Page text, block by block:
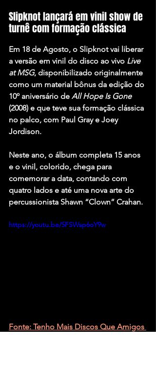
Slipknot lançará em vinil show de
turnê com formação clássica
Em 18 de Agosto, o Slipknot vai liberar
a versão em vinil do disco ao vivo Live
at MSG, disponibilizado originalmente
como um material bônus da edição do
10º aniversário de All Hope Is Gone
(2008) e que teve sua formação clássica
no palco, com Paul Gray e Joey
Jordison.
Neste ano, o álbum completa 15 anos
e o vinil, colorido, chega para
comemorar a data, contando com
quatro lados e até uma nova arte do
percussionista Shawn “Clown” Crahan.
https://youtu.be/5FSWsp6oY9w
Fonte: Tenho Mais Discos Que Amigos